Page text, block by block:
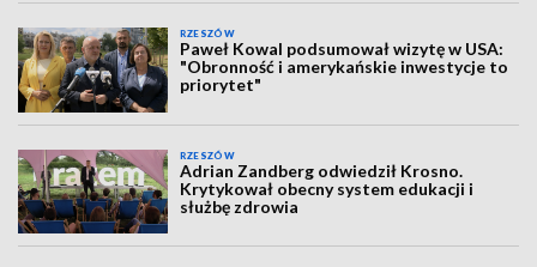
RZESZÓW
Paweł Kowal podsumował wizytę w USA:
"Obronność i amerykańskie inwestycje to
priorytet"
RZESZÓW
Adrian Zandberg odwiedził Krosno.
Krytykował obecny system edukacji i
służbę zdrowia